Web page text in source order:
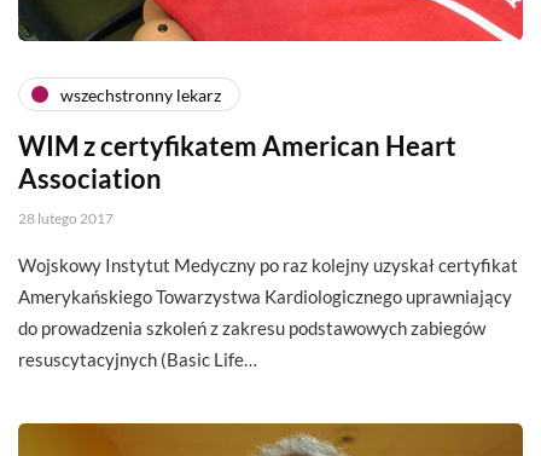
wszechstronny lekarz
WIM z certyfikatem American Heart
Association
28 lutego 2017
Wojskowy Instytut Medyczny po raz kolejny uzyskał certyfikat
Amerykańskiego Towarzystwa Kardiologicznego uprawniający
do prowadzenia szkoleń z zakresu podstawowych zabiegów
resuscytacyjnych (Basic Life…